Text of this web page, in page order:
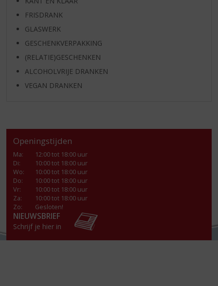
FRISDRANK
GLASWERK
GESCHENKVERPAKKING
(RELATIE)GESCHENKEN
ALCOHOLVRIJE DRANKEN
VEGAN DRANKEN
Openingstijden
Ma:
12:00 tot 18:00 uur
Di:
10:00 tot 18:00 uur
Wo:
10:00 tot 18:00 uur
Do:
10:00 tot 18:00 uur
Vr:
10:00 tot 18:00 uur
Za:
10:00 tot 18:00 uur
Zo:
Gesloten!
NIEUWSBRIEF
Schrijf je hier in